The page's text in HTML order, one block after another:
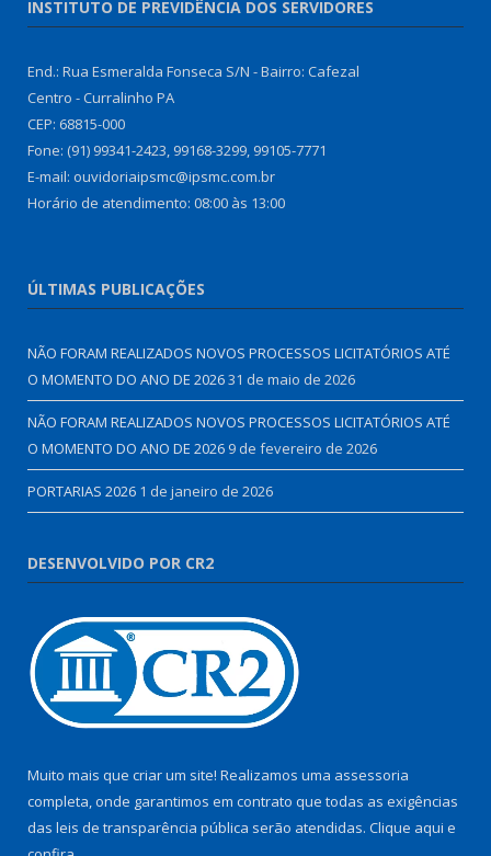
INSTITUTO DE PREVIDÊNCIA DOS SERVIDORES
End.: Rua Esmeralda Fonseca S/N - Bairro: Cafezal
Centro - Curralinho PA
CEP: 68815-000
Fone: (91) 99341-2423, 99168-3299, 99105-7771
E-mail: ouvidoriaipsmc@ipsmc.com.br
Horário de atendimento: 08:00 às 13:00
ÚLTIMAS PUBLICAÇÕES
NÃO FORAM REALIZADOS NOVOS PROCESSOS LICITATÓRIOS ATÉ
O MOMENTO DO ANO DE 202631 de maio de 2026
NÃO FORAM REALIZADOS NOVOS PROCESSOS LICITATÓRIOS ATÉ
O MOMENTO DO ANO DE 2026 9 de fevereiro de 2026
PORTARIAS 2026 1 de janeiro de 2026
DESENVOLVIDO POR CR2
Muito mais que criar um site! Realizamos uma assessoria
completa, onde garantimos em contrato que todas as exigências
das leis de transparência pública serão atendidas. Clique aqui e